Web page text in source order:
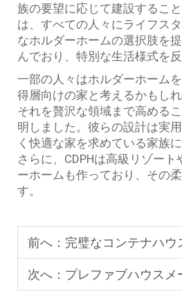
族の要望に応じて建設するこ
は、すべての人々にライフス
なホルダーホームの選択肢を
んでおり、特別な生活様式を反
一部の人々はホルダーホーム
得層向けの家と考えるかもし
それを贅沢な領域まで高める
明しました。彼らの設計は実
く快適な家を求めている家族
さらに、CDPHは高級リゾー
ーホームも作っており、その
す。
前へ： 完璧なコンテナハウ
次へ： プレファブハウスメーカーを評価す